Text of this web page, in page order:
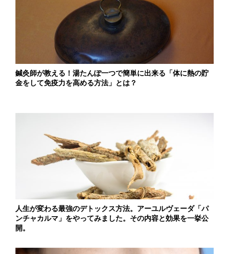
鍼灸師が教える！湯たんぽ一つで簡単に出来る「体に熱の貯
金をして免疫力を高める方法」とは？
人生が変わる最強のデトックス方法。アーユルヴェーダ「パ
ンチャカルマ」をやってみました。その内容と効果を一挙公
開。